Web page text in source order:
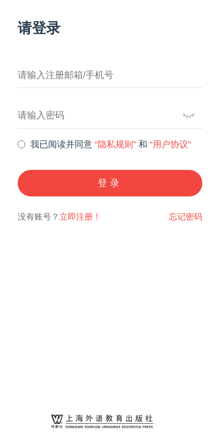
请登录
我已阅读并同意“隐私规则” 和“用户协议”
登录
没有账号？ 立即注册！ 忘记密码